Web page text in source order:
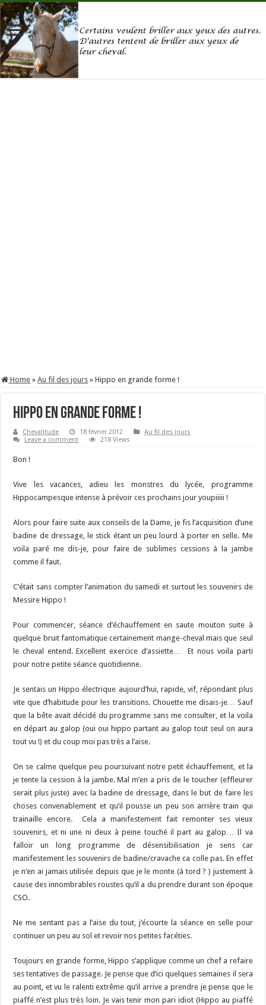
Home » Au fil des jours » Hippo en grande forme !
Hippo en grande forme !
Chevalitude 18 février 2012
Au fil des jours
Leave a comment
218 Views
Bon !
Vive les vacances, adieu les monstres du lycée, programme
Hippocampesque intense à prévoir ces prochains jour youpiiiii !
Alors pour faire suite aux conseils de la Dame, je fis l’acquisition d’une
badine de dressage, le stick étant un peu lourd à porter en selle. Me
voila paré me dis-je, pour faire de sublimes cessions à la jambe
comme il faut.
C’était sans compter l’animation du samedi et surtout les souvenirs de
Messire Hippo !
Pour commencer, séance d’échauffement en saute mouton suite à
quelque bruit fantomatique certainement mange-cheval mais que seul
le cheval entend. Excellent exercice d’assiette… Et nous voila parti
pour notre petite séance quotidienne.
Je sentais un Hippo électrique aujourd’hui, rapide, vif, répondant plus
vite que d’habitude pour les transitions. Chouette me disais-je… Sauf
que la bête avait décidé du programme sans me consulter, et la voila
en départ au galop (oui oui hippo partant au galop tout seul on aura
tout vu !) et du coup moi pas très a l’aise.
On se calme quelque peu poursuivant notre petit échauffement, et la
je tente la cession à la jambe. Mal m’en a pris de le toucher (effleurer
serait plus juste) avec la badine de dressage, dans le but de faire les
choses convenablement et qu’il pousse un peu son arrière train qui
trainaille encore. Cela a manifestement fait remonter ses vieux
souvenirs, et ni une ni deux à peine touché il part au galop… Il va
falloir un long programme de désensibilisation je sens car
manifestement les souvenirs de badine/cravache ca colle pas. En effet
je n’en ai jamais utilisée depuis que je le monte (à tord ? ) justement à
cause des innombrables roustes qu’il a du prendre durant son époque
CSO.
Ne me sentant pas a l’aise du tout, j’écourte la séance en selle pour
continuer un peu au sol et revoir nos petites facéties.
Toujours en grande forme, Hippo s’applique comme un chef a refaire
ses tentatives de passage. Je pense que d’ici quelques semaines il sera
au point, et vu le ralenti extrême qu’il arrive a prendre je pense que le
piaffé n’est plus très loin. Je vais tenir mon pari idiot (Hippo au piaffé